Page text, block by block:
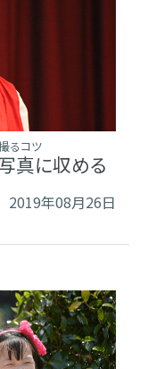
るコツ
真に収める
2019年08月26日